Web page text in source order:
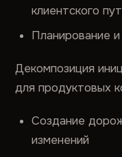
клиентского
Планирование
Декомпозиция
для продуктовых
Создание
изменений